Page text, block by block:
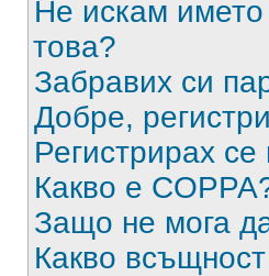
Не искам
това?
Забравих си
Добре,
Регистрирах
Какво е
Защо не мога
Какво